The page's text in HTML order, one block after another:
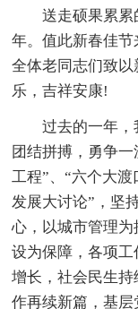
送走硕果累
年。值此新春佳
全体老同志们致
乐，吉祥安康!
过去的一年，
团结拼搏，勇争
工程”、“六个大
发展大讨论”，坚
心，以城市管理
设为保障，各项
增长，社会民生
作再续新篇，基